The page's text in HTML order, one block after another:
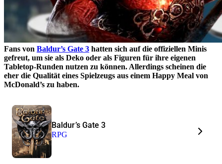
Fans von Baldur’s Gate 3 hatten sich auf die offiziellen Minis
gefreut, um sie als Deko oder als Figuren für ihre eigenen
Tabletop-Runden nutzen zu können. Allerdings scheinen die
eher die Qualität eines Spielzeugs aus einem Happy Meal von
McDonald’s zu haben.
Baldur’s Gate 3
RPG